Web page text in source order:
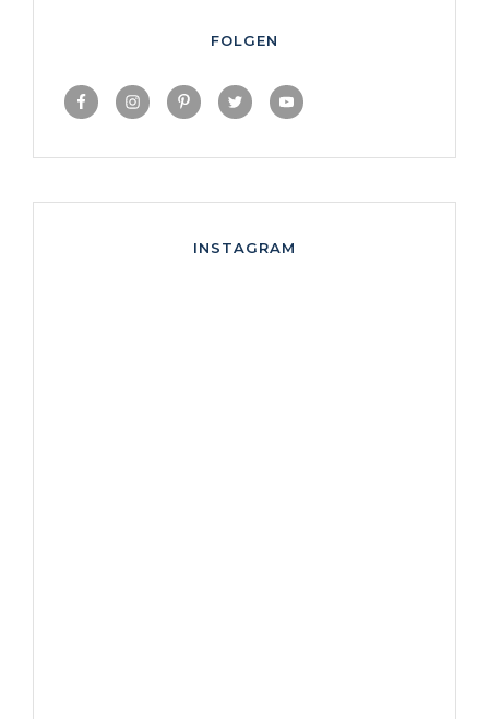
FOLGEN
INSTAGRAM